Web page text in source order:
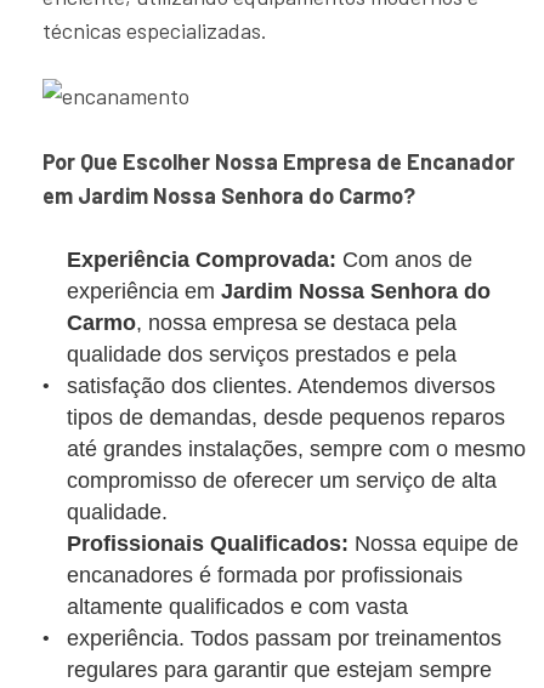
técnicas especializadas.
Por Que Escolher Nossa Empresa de Encanador
em Jardim Nossa Senhora do Carmo?
Experiência Comprovada: Com anos de
experiência em Jardim Nossa Senhora do
Carmo, nossa empresa se destaca pela
qualidade dos serviços prestados e pela
satisfação dos clientes. Atendemos diversos
tipos de demandas, desde pequenos reparos
até grandes instalações, sempre com o mesmo
compromisso de oferecer um serviço de alta
qualidade.
Profissionais Qualificados: Nossa equipe de
encanadores é formada por profissionais
altamente qualificados e com vasta
experiência. Todos passam por treinamentos
regulares para garantir que estejam sempre